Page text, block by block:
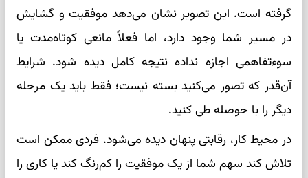
گرفته است. این تصویر نشان می‌دهد موفقیت و گشایش
در مسیر شما وجود دارد، اما فعلاً مانعی کوتاه‌مدت یا
سوءتفاهمی اجازه نداده نتیجه کامل دیده شود. شرایط
آن‌قدر که تصور می‌کنید بسته نیست؛ فقط باید یک مرحله
دیگر را با حوصله طی کنید.
در محیط کار، رقابتی پنهان دیده می‌شود. فردی ممکن است
تلاش کند سهم شما از یک موفقیت را کم‌رنگ کند یا کاری را